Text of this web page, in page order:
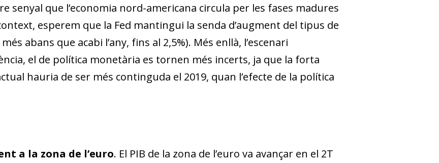
senyal que l’economia nord-americana circula per les fases madures
esperem que la Fed mantingui la senda d’augment del tipus de
abans que acabi l’any, fins al 2,5%). Més enllà, l’escenari
el de política monetària es tornen més incerts, ja que la forta
hauria de ser més continguda el 2019, quan l’efecte de la política
a la zona de l’euro. El PIB de la zona de l’euro va avançar en el 2T